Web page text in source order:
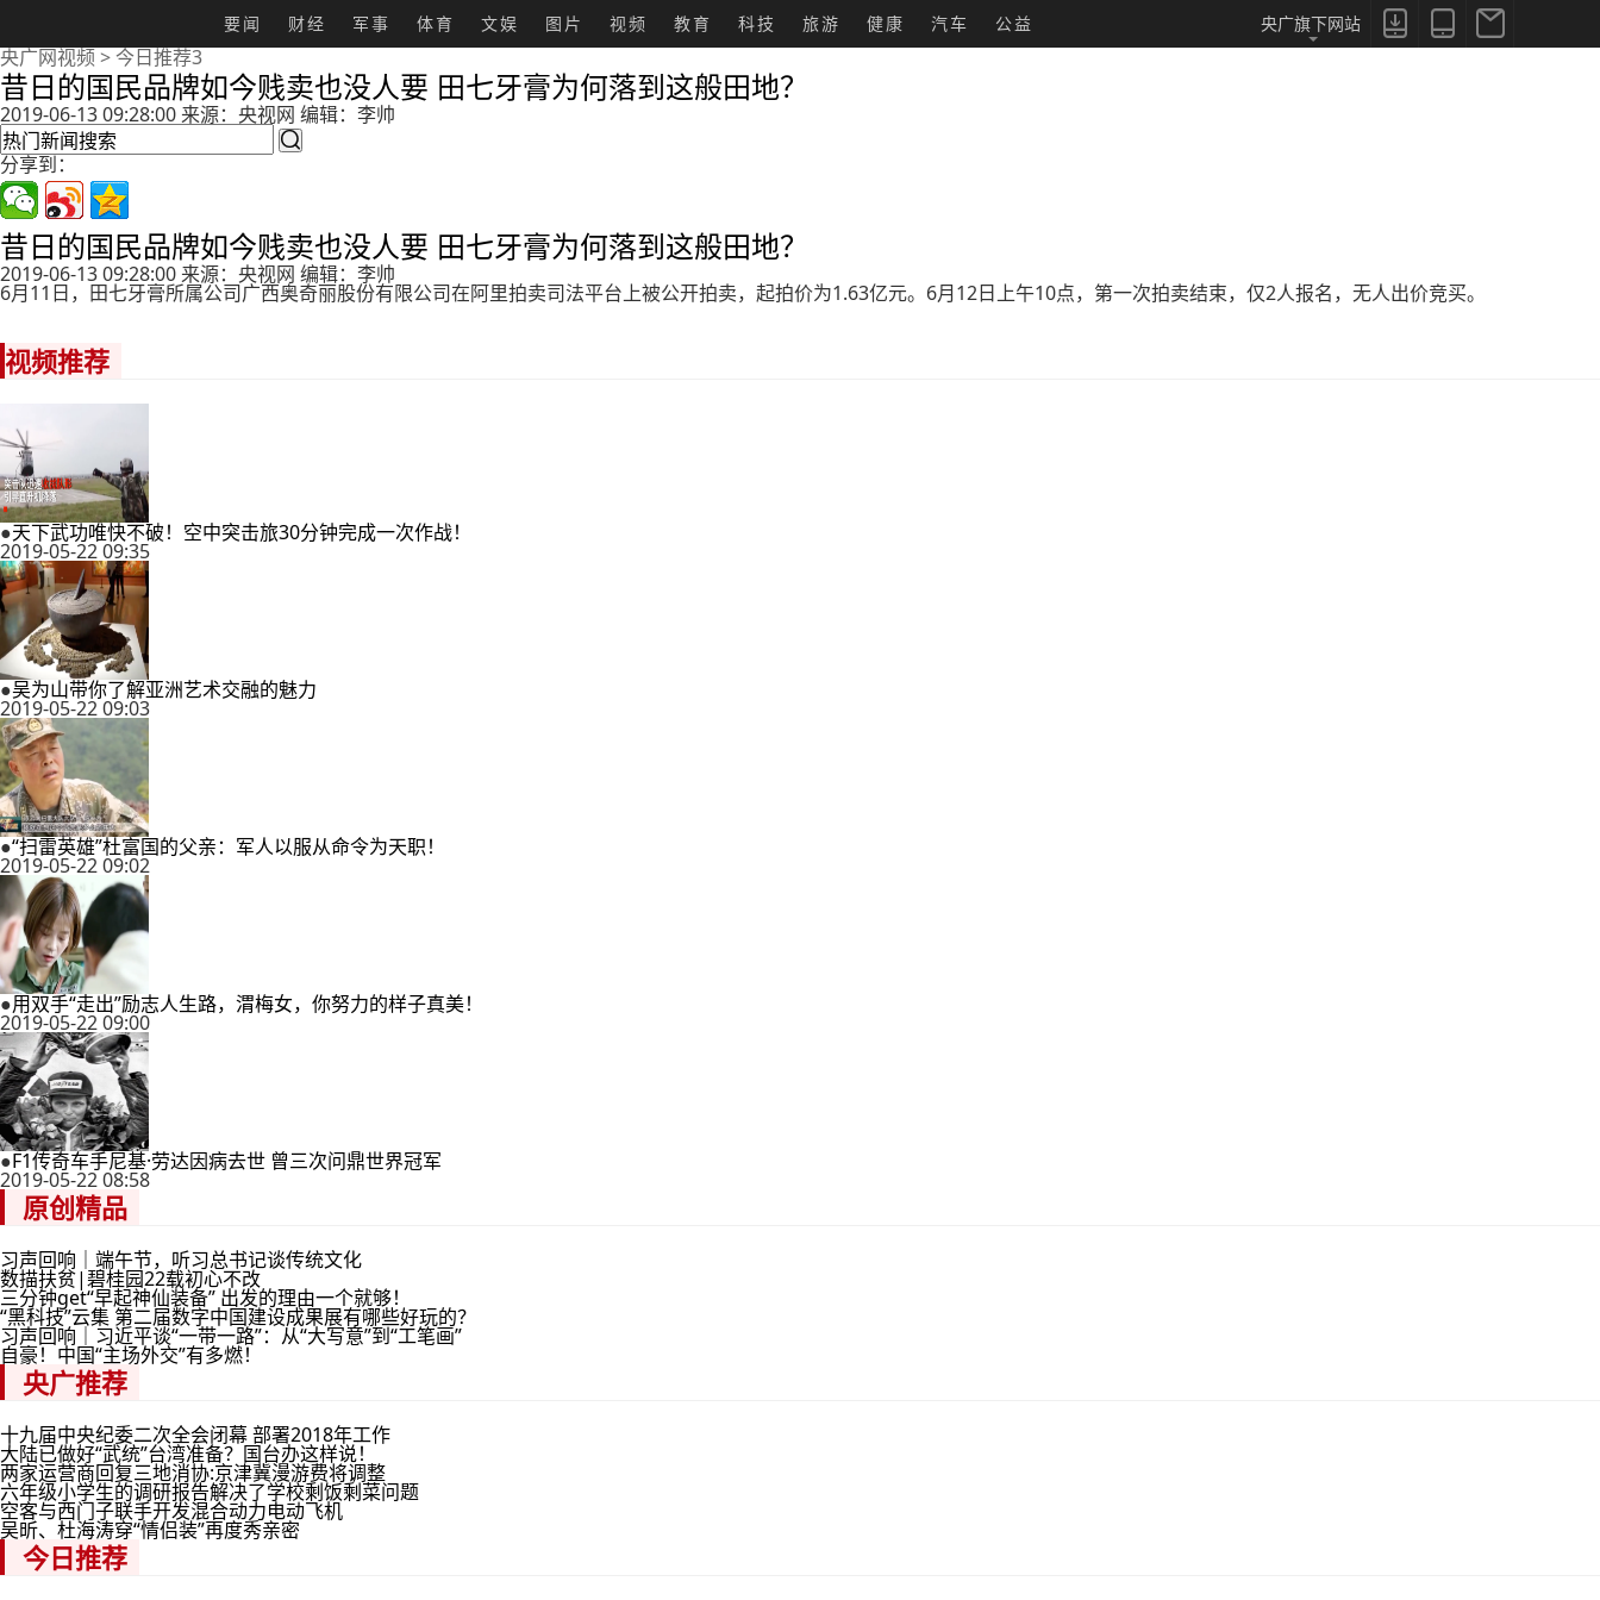
要闻 财经 军事 体育 文娱 图片 视频 教育 科技 旅游 健康 汽车 公益 


央广旗下网站
央广网视频>今日推荐3
昔日的国民品牌如今贱卖也没人要 田七牙膏为何落到这般田地？
2019-06-13 09:28:00 来源：央视网 编辑：李帅

分享到：
昔日的国民品牌如今贱卖也没人要 田七牙膏为何落到这般田地？
2019-06-13 09:28:00 来源：央视网 编辑：李帅
6月11日，田七牙膏所属公司广西奥奇丽股份有限公司在阿里拍卖司法平台上被公开拍卖，起拍价为1.63亿元。6月12日上午10点，第一次拍卖结束，仅2人报名，无人出价竞买。
视频推荐
●天下武功唯快不破！空中突击旅30分钟完成一次作战！
2019-05-22 09:35
●吴为山带你了解亚洲艺术交融的魅力
2019-05-22 09:03
●“扫雷英雄”杜富国的父亲：军人以服从命令为天职！
2019-05-22 09:02
●用双手“走出”励志人生路，渭梅女，你努力的样子真美！
2019-05-22 09:00
●F1传奇车手尼基·劳达因病去世 曾三次问鼎世界冠军
2019-05-22 08:58
原创精品
习声回响｜端午节，听习总书记谈传统文化
数描扶贫|碧桂园22载初心不改
三分钟get“早起神仙装备” 出发的理由一个就够！
“黑科技”云集 第二届数字中国建设成果展有哪些好玩的？
习声回响｜习近平谈“一带一路”：从“大写意”到“工笔画”
自豪！中国“主场外交”有多燃！
央广推荐
十九届中央纪委二次全会闭幕 部署2018年工作
大陆已做好“武统”台湾准备？国台办这样说！
两家运营商回复三地消协:京津冀漫游费将调整
六年级小学生的调研报告解决了学校剩饭剩菜问题
空客与西门子联手开发混合动力电动飞机
吴昕、杜海涛穿“情侣装”再度秀亲密
今日推荐